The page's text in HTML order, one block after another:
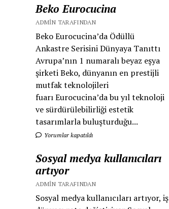
Beko Eurocucina
ADMIN TARAFINDAN
Beko Eurocucina’da Ödüllü
Ankastre Serisini Dünyaya Tanıttı
Avrupa’nın 1 numaralı beyaz eşya
şirketi Beko, dünyanın en prestijli
mutfak teknolojileri
fuarı Eurocucina’da bu yıl teknoloji
ve sürdürülebilirliği estetik
tasarımlarla buluşturduğu...
Yorumlar kapatıldı
Sosyal medya kullanıcıları
artıyor
ADMIN TARAFINDAN
Sosyal medya kullanıcıları artıyor, iş